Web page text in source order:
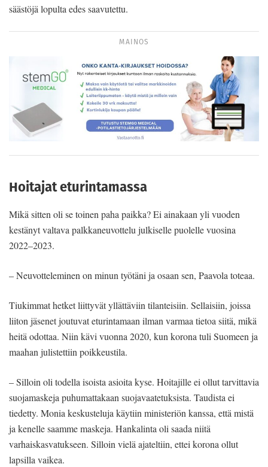
säästöjä lopulta edes saavutettu.
MAINOS
Hoitajat eturintamassa
Mikä sitten oli se toinen paha paikka? Ei ainakaan yli vuoden
kestänyt valtava palkkaneuvottelu julkiselle puolelle vuosina
2022–2023.
– Neuvotteleminen on minun työtäni ja osaan sen, Paavola toteaa.
Tiukimmat hetket liittyvät yllättäviin tilanteisiin. Sellaisiin, joissa
liiton jäsenet joutuvat eturintamaan ilman varmaa tietoa siitä, mikä
heitä odottaa. Niin kävi vuonna 2020, kun korona tuli Suomeen ja
maahan julistettiin poikkeustila.
– Silloin oli todella isoista asioita kyse. Hoitajille ei ollut tarvittavia
suojamaskeja puhumattakaan suojavaatetuksista. Taudista ei
tiedetty. Monia keskusteluja käytiin ministeriön kanssa, että mistä
ja kenelle saamme maskeja. Hankalinta oli saada niitä
varhaiskasvatukseen. Silloin vielä ajateltiin, ettei korona ollut
lapsilla vaikea.